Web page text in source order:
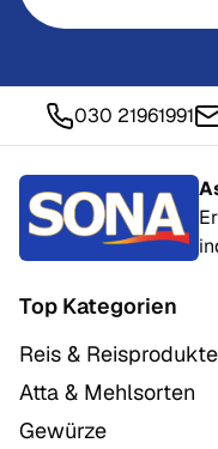
030 21961991
Top Kategorien
Reis & Reisprodukte
Atta & Mehlsorten
Gewürze